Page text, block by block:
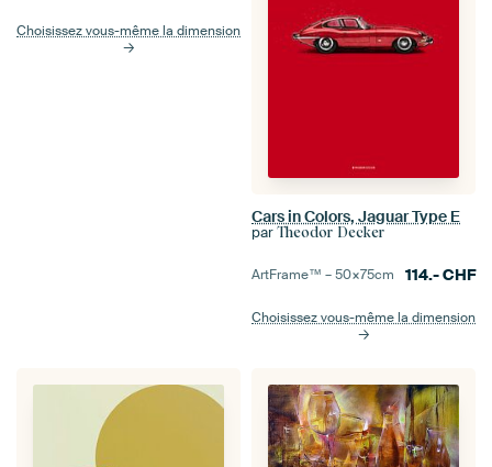
Choisissez vous-même la dimension
Cars in Colors, Jaguar Type E
par Theodor Decker
ArtFrame™ –50×75cm 114.-CHF
Choisissez vous-même la dimension